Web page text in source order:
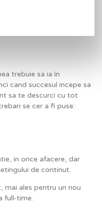
trebuie sa ia în
cand succesul incepe sa
sa te descurci cu tot
se cer a fi puse:
in orice afacere, dar
de continut.
mai ales pentru un nou
full-time.